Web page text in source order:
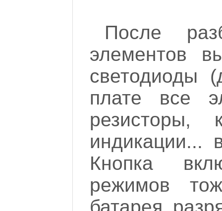
После
элементов
светодиоды
плате все
резисторы,
индикации...
Кнопка
режимов